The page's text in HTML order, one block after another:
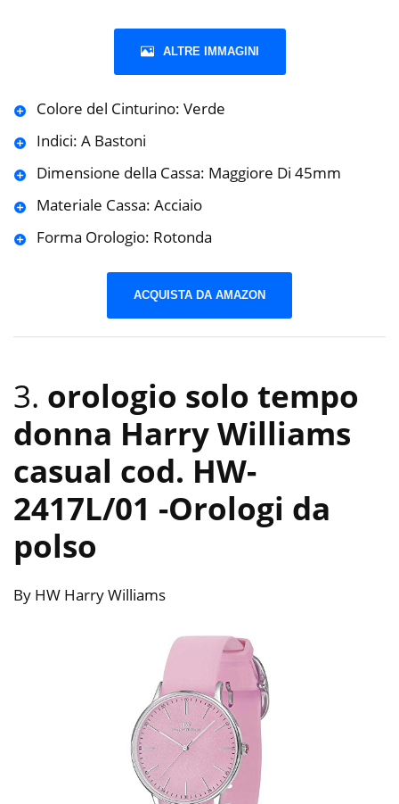
ALTRE IMMAGINI
Colore del Cinturino: Verde
Indici: A Bastoni
Dimensione della Cassa: Maggiore Di 45mm
Materiale Cassa: Acciaio
Forma Orologio: Rotonda
ACQUISTA DA AMAZON
3. orologio solo tempo
donna Harry Williams
casual cod. HW-
2417L/01 -Orologi da
polso
By HW Harry Williams